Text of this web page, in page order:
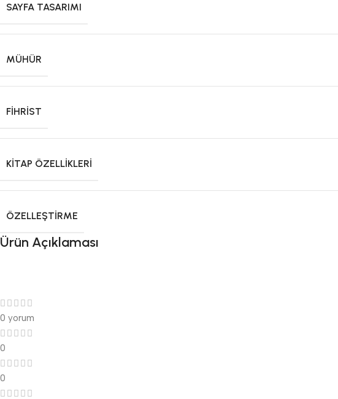
SAYFA TASARIMI
MÜHÜR
FIHRIST
KITAP ÖZELLIKLERI
ÖZELLEŞTIRME
Ürün Açıklaması
0 yorum
0
0